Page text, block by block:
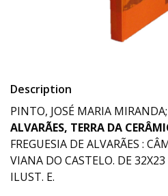
Description
PINTO, JOSÉ MARIA
ALVARÃES, TERRA DA
FREGUESIA DE ALVARÃES :
VIANA DO CASTELO. DE
ILUST. E.